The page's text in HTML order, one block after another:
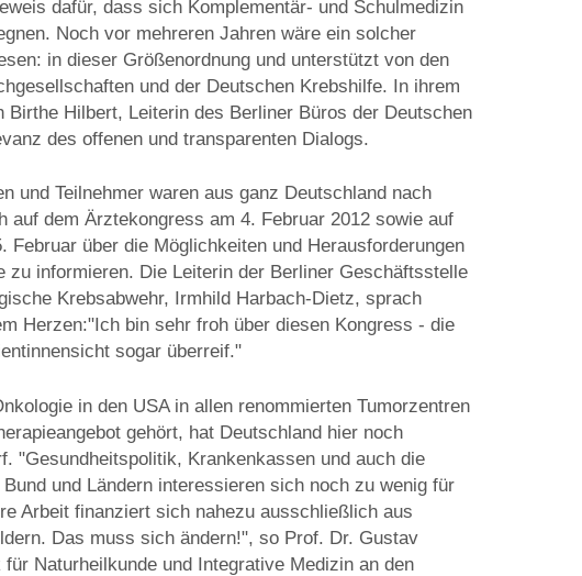
dafür, dass sich Komplementär- und Schulmedizin
Noch vor mehreren Jahren wäre ein solcher
in dieser Größenordnung und unterstützt von den
und der Deutschen Krebshilfe. In ihrem
Birthe Hilbert, Leiterin des Berliner Büros der Deutschen
des offenen und transparenten Dialogs.
und Teilnehmer waren aus ganz Deutschland nach
auf dem Ärztekongress am 4. Februar 2012 sowie auf
Februar über die Möglichkeiten und Herausforderungen
zu informieren. Die Leiterin der Berliner Geschäftsstelle
Krebsabwehr, Irmhild Harbach-Dietz, sprach
Herzen:"Ich bin sehr froh über diesen Kongress - die
sogar überreif."
in den USA in allen renommierten Tumorzentren
gehört, hat Deutschland hier noch
"Gesundheitspolitik, Krankenkassen und auch die
und Ländern interessieren sich noch zu wenig für
Arbeit finanziert sich nahezu ausschließlich aus
Das muss sich ändern!", so Prof. Dr. Gustav
Naturheilkunde und Integrative Medizin an den